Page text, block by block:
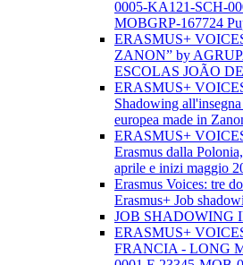
0005-KA121-SCH-
MOBGRP-167724
ERASMUS+
ZANON” by
ESCOLAS JOÃO
ERASMUS+
Shadowing
europea made in
ERASMUS+
Erasmus dalla
aprile e inizi maggio
Erasmus Voices: tre
Erasmus+ Job
JOB SHADOWING
ERASMUS+
FRANCIA - LONG